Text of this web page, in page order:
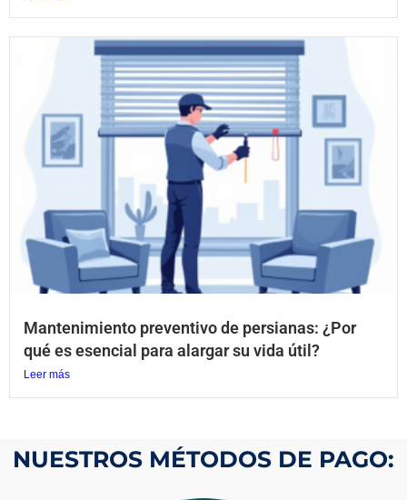
Mantenimiento preventivo de persianas: ¿Por
qué es esencial para alargar su vida útil?
Leer más
NUESTROS MÉTODOS DE PAGO: